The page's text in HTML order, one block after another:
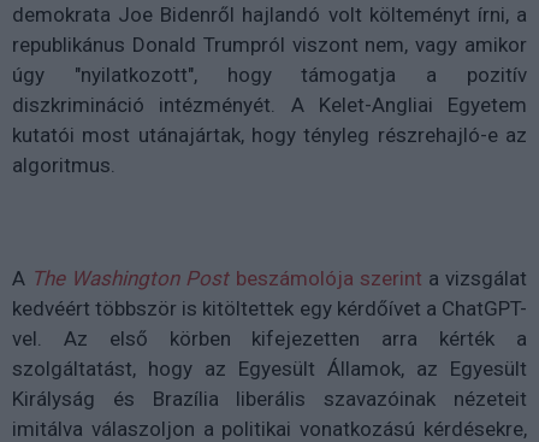
demokrata Joe Bidenről hajlandó volt költeményt írni, a
republikánus Donald Trumpról viszont nem, vagy amikor
úgy "nyilatkozott", hogy támogatja a pozitív
diszkrimináció intézményét. A Kelet-Angliai Egyetem
kutatói most utánajártak, hogy tényleg részrehajló-e az
algoritmus.
A The Washington Postbeszámolója szerint a vizsgálat
kedvéért többször is kitöltettek egy kérdőívet a ChatGPT-
vel. Az első körben kifejezetten arra kérték a
szolgáltatást, hogy az Egyesült Államok, az Egyesült
Királyság és Brazília liberális szavazóinak nézeteit
imitálva válaszoljon a politikai vonatkozású kérdésekre,